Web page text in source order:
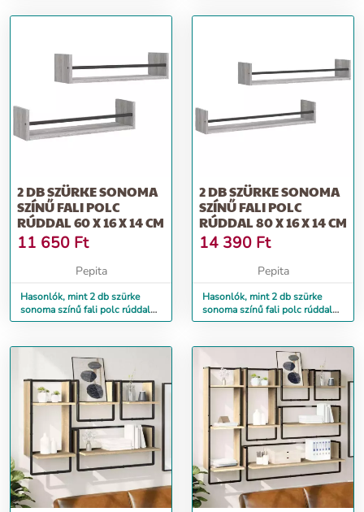
2 DB SZÜRKE SONOMA
SZÍNŰ FALI POLC
RÚDDAL 60 X 16 X 14 CM
11 650 Ft
Pepita
Hasonlók, mint 2 db szürke
sonoma színű fali polc rúddal
60 x 16 x 14 cm
2 DB SZÜRKE SONOMA
SZÍNŰ FALI POLC
RÚDDAL 80 X 16 X 14 CM
14 390 Ft
Pepita
Hasonlók, mint 2 db szürke
sonoma színű fali polc rúddal
80 x 16 x 14 cm